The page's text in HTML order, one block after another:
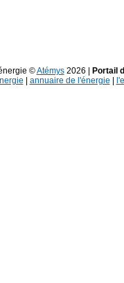
©Atémys2026 |
Portail
annuaire de l'énergie